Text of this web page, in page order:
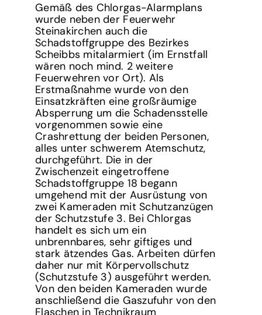
Gemäß des Chlorgas-Alarmplans
wurde neben der Feuerwehr
Steinakirchen auch die
Schadstoffgruppe des Bezirkes
Scheibbs mitalarmiert (im Ernstfall
wären noch mind. 2 weitere
Feuerwehren vor Ort). Als
Erstmaßnahme wurde von den
Einsatzkräften eine großräumige
Absperrung um die Schadensstelle
vorgenommen sowie eine
Crashrettung der beiden Personen,
alles unter schwerem Atemschutz,
durchgeführt. Die in der
Zwischenzeit eingetroffene
Schadstoffgruppe 18 begann
umgehend mit der Ausrüstung von
zwei Kameraden mit Schutzanzügen
der Schutzstufe 3. Bei Chlorgas
handelt es sich um ein
unbrennbares, sehr giftiges und
stark ätzendes Gas. Arbeiten dürfen
daher nur mit Körpervollschutz
(Schutzstufe 3) ausgeführt werden.
Von den beiden Kameraden wurde
anschließend die Gaszufuhr von den
Flaschen in Technikraum